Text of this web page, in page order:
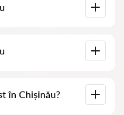
de telefon și
posibilitatea de a le
în Chișinău?